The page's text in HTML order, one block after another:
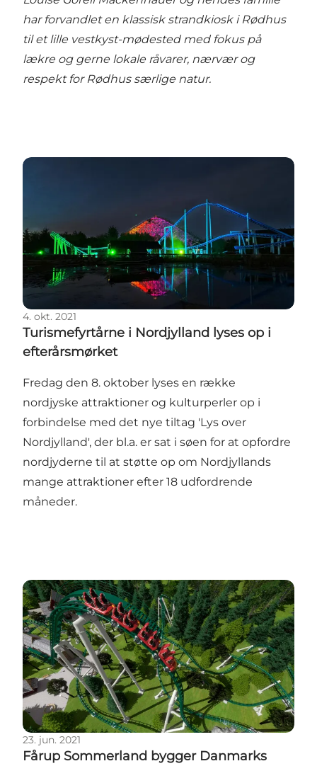
har forvandlet en klassisk strandkiosk i Rødhus
til et lille vestkyst-mødested med fokus på
lækre og gerne lokale råvarer, nærvær og
respekt for Rødhus særlige natur.
Turismefyrtårne i Nordjylland lyses op i
4. okt. 2021
Turismefyrtårne i Nordjylland lyses op i
efterårsmørket
Fredag den 8. oktober lyses en række
nordjyske attraktioner og kulturperler op i
forbindelse med det nye tiltag 'Lys over
Nordjylland', der bl.a. er sat i søen for at opfordre
nordjyderne til at støtte op om Nordjyllands
mange attraktioner efter 18 udfordrende
måneder.
Fårup Sommerland bygger Danmarks ubetinget
23. jun. 2021
Fårup Sommerland bygger Danmarks